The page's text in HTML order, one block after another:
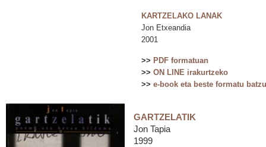
KARTZELAKO LANAK
Jon Etxeandia
2001
>> PDF formatuan
>> ON LINE irakurtzeko
>> e-book eta beste formatu
GARTZELATIK
Jon Tapia
1999